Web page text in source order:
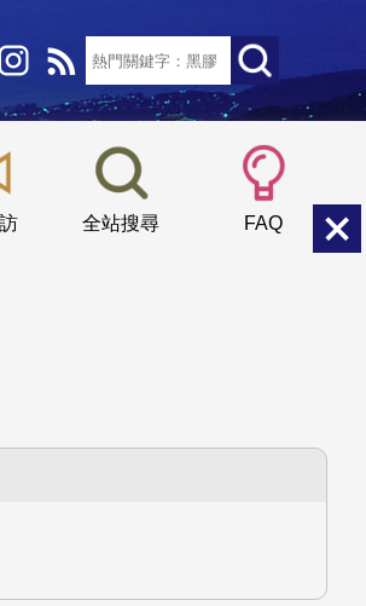
全站搜尋 FAQ
小 中